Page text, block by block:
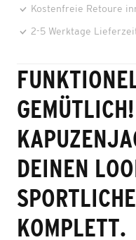
Kostenfreie Retoure
2-5 Werktage
DEINEN
KOMPLETT.